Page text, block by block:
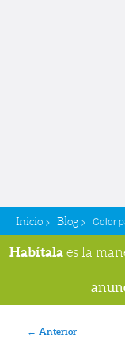
Inicio > Blog > Color
Habítala es la
Navegador de
← Anterior